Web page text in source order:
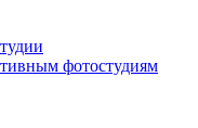
фотостудиям